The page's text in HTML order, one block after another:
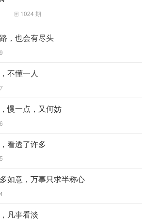
1024 期
，也会有尽头
不懂一人
慢一点，又何妨
看透了许多
如意，万事只求半称心
凡事看淡